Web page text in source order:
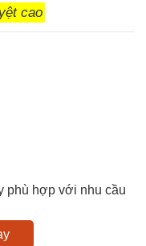
cao
phù hợp với nhu cầu